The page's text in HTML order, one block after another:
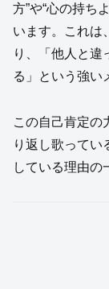
方”や“心の持ち
います。これは
り、「他人と違
る」という強い
この自己肯定の
り返し歌ってい
している理由の